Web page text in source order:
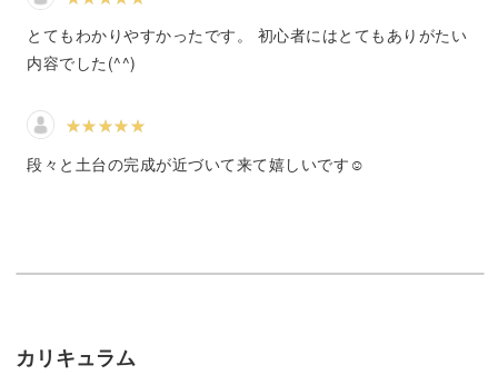
の、3つのミニチュア家具作りの基本を一緒に学んでいき
ます。
ミニチュア家具作りをしていると、
とてもわかりやすかったです。 初心者にはとてもありがたい
内容でした(^^)
段々と土台の完成が近づいて来て嬉しいです☺️
カリキュラム